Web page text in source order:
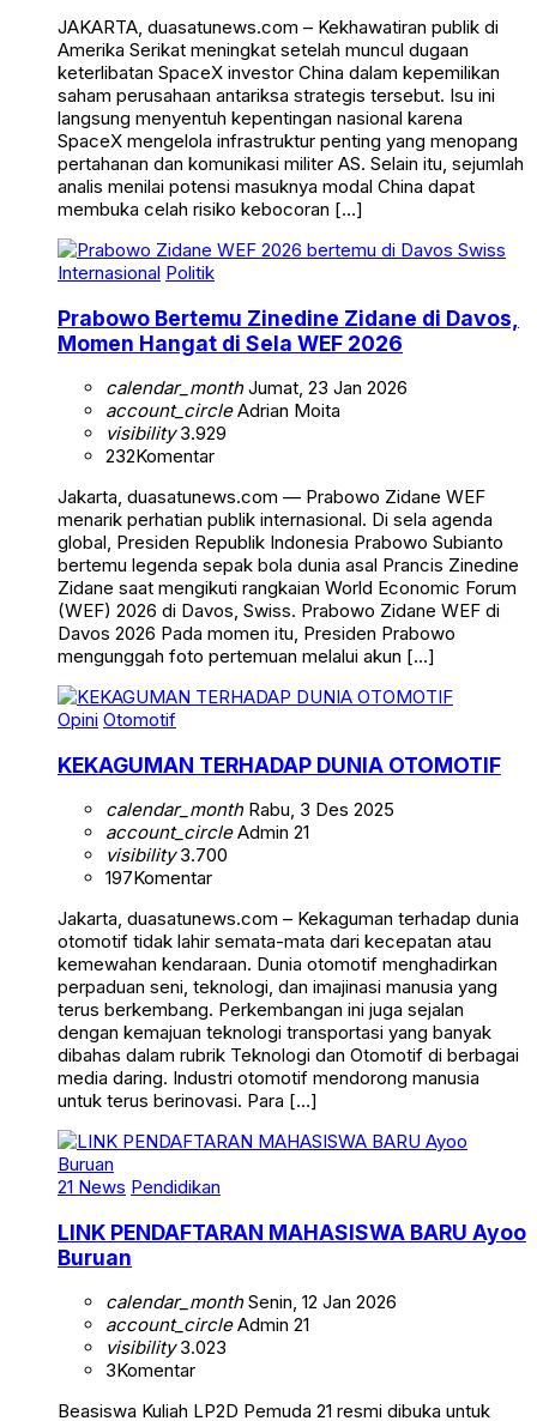
JAKARTA, duasatunews.com – Kekhawatiran publik di
Amerika Serikat meningkat setelah muncul dugaan
keterlibatan SpaceX investor China dalam kepemilikan
saham perusahaan antariksa strategis tersebut. Isu ini
langsung menyentuh kepentingan nasional karena
SpaceX mengelola infrastruktur penting yang menopang
pertahanan dan komunikasi militer AS. Selain itu, sejumlah
analis menilai potensi masuknya modal China dapat
membuka celah risiko kebocoran […]
Internasional Politik
Prabowo Bertemu Zinedine Zidane di Davos,
Momen Hangat di Sela WEF 2026
calendar_monthJumat, 23 Jan 2026
account_circleAdrian Moita
visibility3.929
232Komentar
Jakarta, duasatunews.com — Prabowo Zidane WEF
menarik perhatian publik internasional. Di sela agenda
global, Presiden Republik Indonesia Prabowo Subianto
bertemu legenda sepak bola dunia asal Prancis Zinedine
Zidane saat mengikuti rangkaian World Economic Forum
(WEF) 2026 di Davos, Swiss. Prabowo Zidane WEF di
Davos 2026 Pada momen itu, Presiden Prabowo
mengunggah foto pertemuan melalui akun […]
Opini Otomotif
KEKAGUMAN TERHADAP DUNIA OTOMOTIF
calendar_monthRabu, 3 Des 2025
account_circleAdmin 21
visibility3.700
197Komentar
Jakarta, duasatunews.com – Kekaguman terhadap dunia
otomotif tidak lahir semata-mata dari kecepatan atau
kemewahan kendaraan. Dunia otomotif menghadirkan
perpaduan seni, teknologi, dan imajinasi manusia yang
terus berkembang. Perkembangan ini juga sejalan
dengan kemajuan teknologi transportasi yang banyak
dibahas dalam rubrik Teknologi dan Otomotif di berbagai
media daring. Industri otomotif mendorong manusia
untuk terus berinovasi. Para […]
21 News Pendidikan
LINK PENDAFTARAN MAHASISWA BARU Ayoo
Buruan
calendar_monthSenin, 12 Jan 2026
account_circleAdmin 21
visibility3.023
3Komentar
Beasiswa Kuliah LP2D Pemuda 21 resmi dibuka untuk